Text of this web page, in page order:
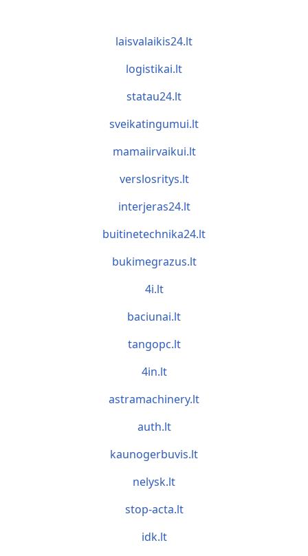
laisvalaikis24.lt
logistikai.lt
statau24.lt
sveikatingumui.lt
mamaiirvaikui.lt
verslosritys.lt
interjeras24.lt
buitinetechnika24.lt
bukimegrazus.lt
4i.lt
baciunai.lt
tangopc.lt
4in.lt
astramachinery.lt
auth.lt
kaunogerbuvis.lt
nelysk.lt
stop-acta.lt
idk.lt